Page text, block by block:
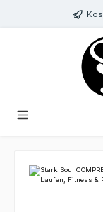
Zum Hauptinhalt springen
Bildergalerie